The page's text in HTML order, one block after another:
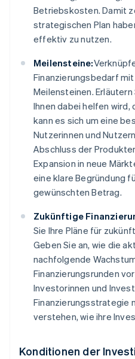
Betriebskosten. Damit
strategischen Plan
effektiv zu nutzen.
Meilensteine:
Finanzierungsbedarf
Meilensteinen.
Ihnen dabei helfen wird,
kann es sich um eine
Nutzerinnen und
Abschluss der
Expansion in neue
eine klare Begründung
gewünschten Betrag.
Zukünftige
Sie Ihre Pläne für
Geben Sie an, wie die
nachfolgende
Finanzierungsrunden
Investorinnen und
Finanzierungsstrategie
verstehen, wie ihre
Konditionen der